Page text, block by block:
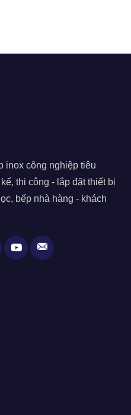
inox công nghiệp tiêu
thi công - lắp đặt thiết bị
bếp nhà hàng - khách